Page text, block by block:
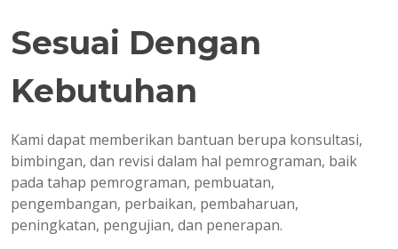
Sesuai Dengan
Kebutuhan
Kami dapat memberikan bantuan berupa konsultasi,
bimbingan, dan revisi dalam hal pemrograman, baik
pada tahap pemrograman, pembuatan,
pengembangan, perbaikan, pembaharuan,
peningkatan, pengujian, dan penerapan.